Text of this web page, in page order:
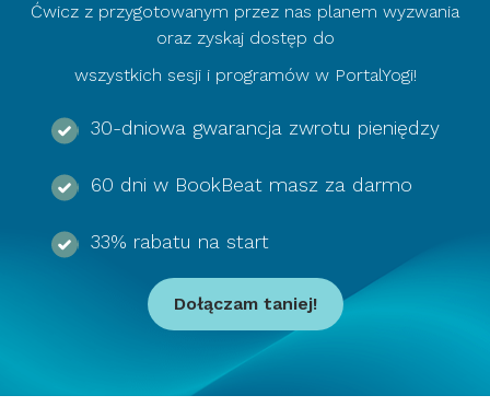
Ćwicz z przygotowanym przez nas planem wyzwania
oraz zyskaj dostęp do
wszystkich sesji i programów w PortalYogi!
30-dniowa gwarancja zwrotu pieniędzy
60 dni w BookBeat masz za darmo
33% rabatu na start
Dołączam taniej!